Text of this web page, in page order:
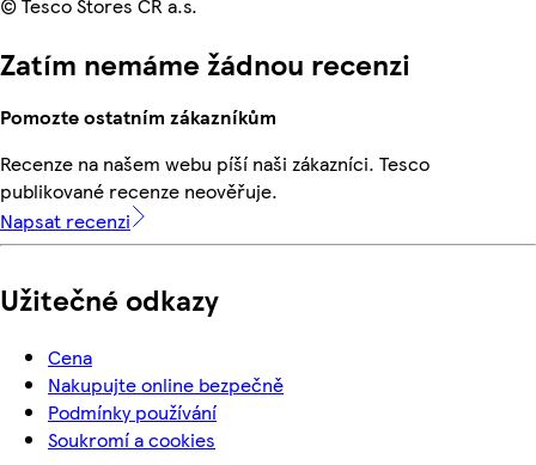
Zatím nemáme žádnou recenzi
Pomozte ostatním zákazníkům
Recenze na našem webu píší naši zákazníci. Tesco
publikované recenze neověřuje.
Napsat recenzi
Užitečné odkazy
Cena
Nakupujte online bezpečně
Podmínky používání
Soukromí a cookies